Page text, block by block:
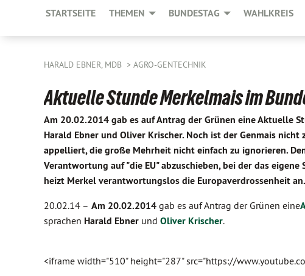
STARTSEITE THEMEN BUNDESTAG WAHLKREIS
HARALD EBNER, MDB AGRO-GENTECHNIK
Aktuelle Stunde Merkelmais im
Am 20.02.2014 gab es auf Antrag der Grünen eine Aktuelle
Harald Ebner und Oliver Krischer. Noch ist der Genmais
appelliert, die große Mehrheit nicht einfach zu ignorieren.
Verantwortung auf "die EU" abzuschieben, bei der das
heizt Merkel verantwortungslos die Europaverdrossenheit an.
20.02.14 – Am 20.02.2014 gab es auf Antrag der Grünen eine
sprachen Harald Ebner und Oliver Krischer.
<iframe width="510" height="287" src="https://